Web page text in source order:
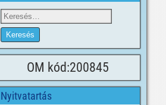
OM kód:200845
Nyitvatartás